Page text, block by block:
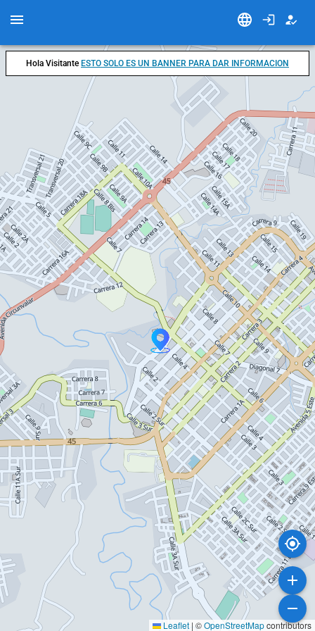
Leaflet | ©OpenStreetMapcontributors
Hola Visitante ESTO SOLO ES UN BANNER PARA DAR INFORMACION